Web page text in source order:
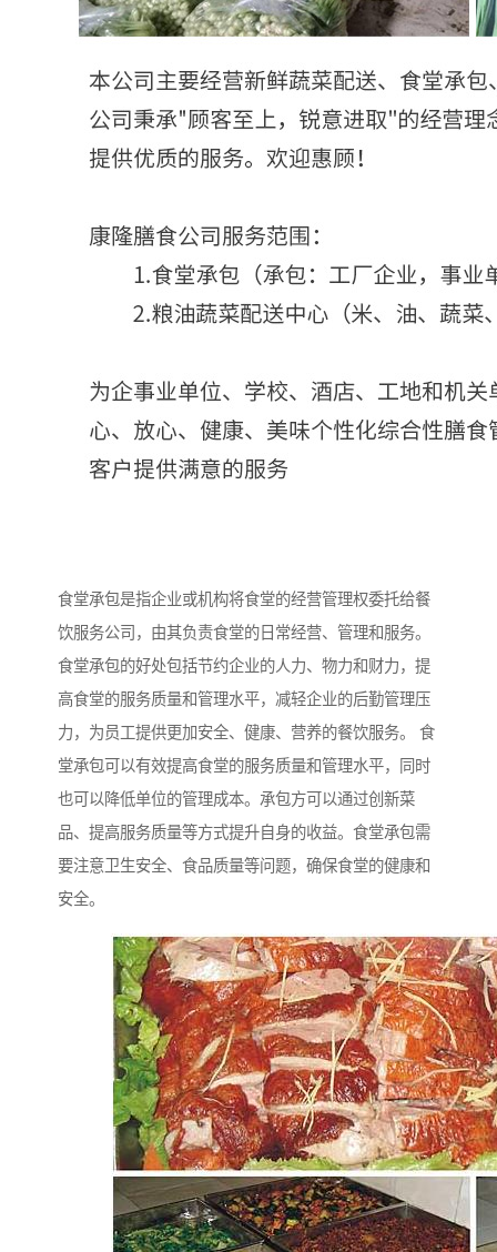
食堂承包是指企业或机构将食堂的经营管理权委托给餐
饮服务公司，由其负责食堂的日常经营、管理和服务。
食堂承包的好处包括节约企业的人力、物力和财力，提
高食堂的服务质量和管理水平，减轻企业的后勤管理压
力，为员工提供更加安全、健康、营养的餐饮服务。 食
堂承包可以有效提高食堂的服务质量和管理水平，同时
也可以降低单位的管理成本。承包方可以通过创新菜
品、提高服务质量等方式提升自身的收益。食堂承包需
要注意卫生安全、食品质量等问题，确保食堂的健康和
安全。